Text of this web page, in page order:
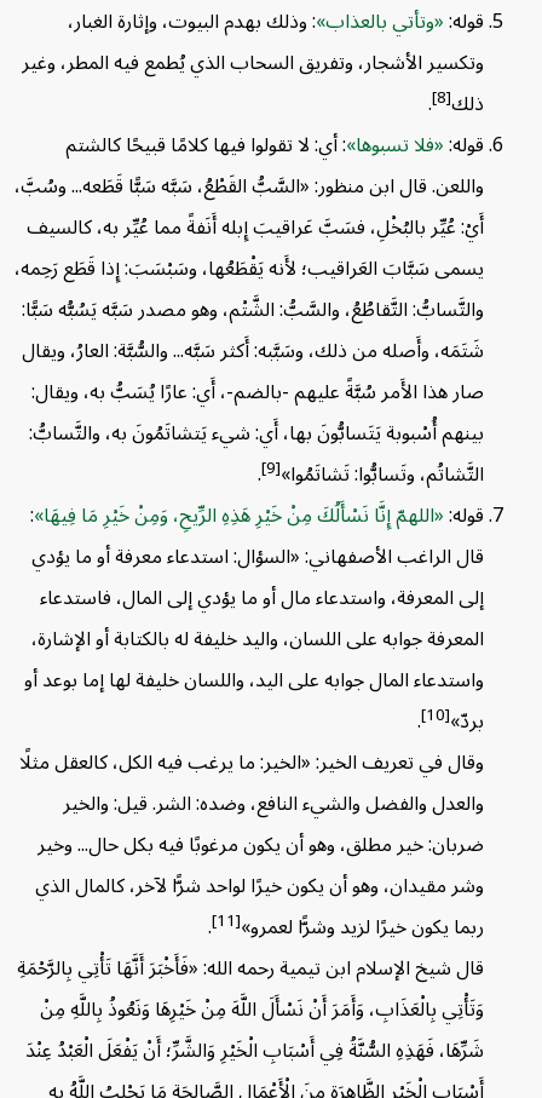
قوله: وتأتي بالعذاب : وذلك بهدم البيوت، وإثارة الغبار،
وتكسير الأشجار، وتفريق السحاب الذي يُطمع فيه المطر، وغير
[8]
.
قوله: فلا تسبوها : أي: لا تقولوا فيها كلامًا قبيحًا كالشتم
واللعن. قال ابن منظور: «السَّبُّ القَطْعُ، سَبَّه سَبًّا قَطَعه... وسُبَّ،
أَيْ: عُيِّر بالبُخْلِ، فسَبَّ عَراقيبَ إِبله أَنَفةً مما عُيِّر به، كالسيف
يسمى سَبَّابَ العَراقيب؛ لأَنه يَقْطَعُها، وسَبْسَبَ: إِذا قَطَع رَحِمه،
والتَّسابُّ: التَّقاطُعُ، والسَّبُّ: الشَّتْم، وهو مصدر سَبَّه يَسُبُّه سَبًّا:
شَتَمَه، وأَصله من ذلك، وسَبَّبه: أَكثر سَبَّه... والسُّبَّة: العارُ، ويقال
صار هذا الأَمر سُبَّةً عليهم -بالضم-، أَي: عارًا يُسَبُّ به، ويقال:
بينهم أُسْبوبة يَتَسابُّونَ بها، أَي: شيء يَتشاتَمُونَ به، والتَّسابُّ:
التَّشاتُم، وتَسابُّوا: تَشاتَمُوا»[9]
.
قوله: اللهمّ إِنَّا نَسْأَلُكَ مِنْ خَيْرِ هَذِهِ الرِّيحِ، وَمِنْ خَيْرِ مَا فِيهَا :
قال الراغب الأصفهاني: «السؤال: استدعاء معرفة أو ما يؤدي
إلى المعرفة، واستدعاء مال أو ما يؤدي إلى المال، فاستدعاء
المعرفة جوابه على اللسان، واليد خليفة له بالكتابة أو الإشارة،
واستدعاء المال جوابه على اليد، واللسان خليفة لها إما بوعد أو
بردّ»[10]
.
وقال في تعريف الخير: «الخير: ما يرغب فيه الكل، كالعقل مثلًا
والعدل والفضل والشيء النافع، وضده: الشر. قيل: والخير
ضربان: خير مطلق، وهو أن يكون مرغوبًا فيه بكل حال... وخير
وشر مقيدان، وهو أن يكون خيرًا لواحد شرًّا لآخر، كالمال الذي
ربما يكون خيرًا لزيد وشرًّا لعمرو»[11]
.
قال شيخ الإسلام ابن تيمية رحمه الله: «فَأَخْبَرَ أَنَّهَا تَأْتِي بِالرَّحْمَةِ
وَتَأْتِي بِالْعَذَابِ، وَأَمَرَ أَنْ نَسْأَلَ اللَّهَ مِنْ خَيْرِهَا وَنَعُوذُ بِاللَّهِ مِنْ
شَرِّهَا، فَهَذِهِ السُّنَّةُ فِي أَسْبَابِ الْخَيْرِ وَالشَّرِّ؛ أَنْ يَفْعَلَ الْعَبْدُ عِنْدَ